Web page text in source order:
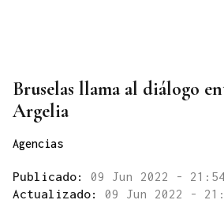
Bruselas llama al diálogo
Argelia
Agencias
Publicado: 09 Jun 2022 -
Actualizado: 09 Jun 2022 -